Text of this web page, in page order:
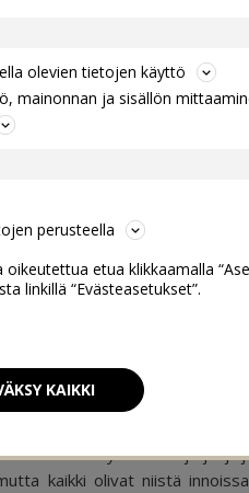
oli menestys! Karkkeja jäi
kaikki olivat niistä
olevien tietojen käyttö
mainonnan ja sisällön
perusteella
etua klikkaamalla
linkillä “Evästeasetukset”.
KAIKKI